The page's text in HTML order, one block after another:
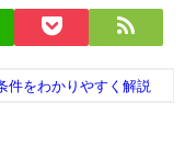
件をわかりやすく解説